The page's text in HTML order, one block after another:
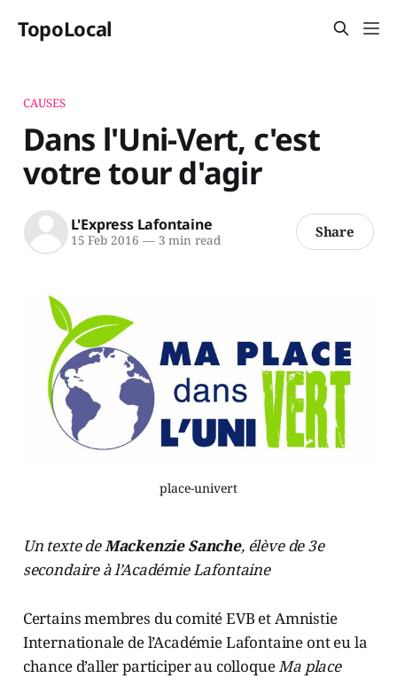
TopoLocal
CAUSES
Dans l'Uni-Vert, c'est
votre tour d'agir
L'Express Lafontaine
15 Feb 2016 —3 min read Share
place-univert
Un texte deMackenzie Sanche, élève de 3e
secondaire à l’Académie Lafontaine
Certains membres du comité EVB et Amnistie
Internationale de l’Académie Lafontaine ont eu la
chance d’aller participer au colloqueMa place